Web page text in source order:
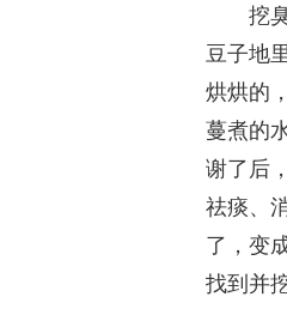
挖
豆子地
烘烘的
蔓煮的
谢了后
祛痰、
了，变
找到并